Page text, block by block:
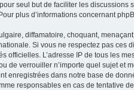
seul but de faciliter les
plus d’informations concernant
diffamatoire, choquant,
Si vous ne respectez pas
officielles. L’adresse IP de tous les
de verrouiller n’importe quel sujet et
enregistrées dans notre base de
responsables en cas de tentative